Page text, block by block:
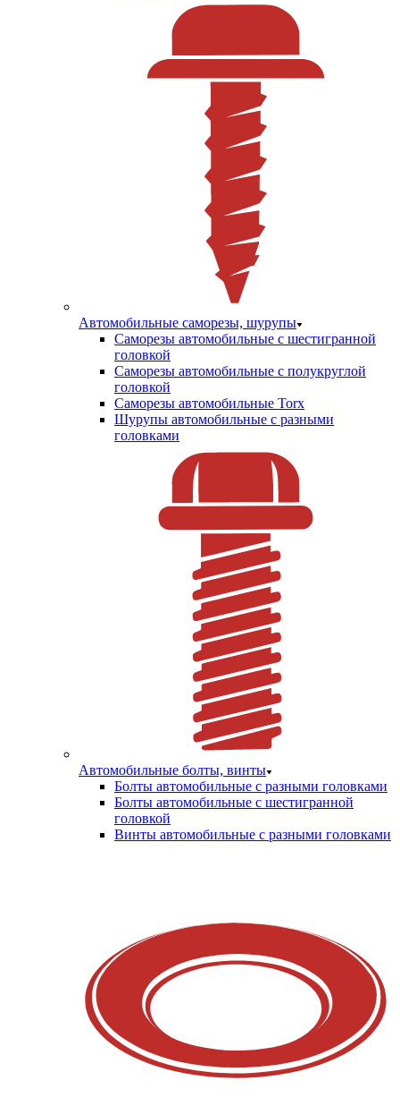
Автомобильные саморезы, шурупы
Саморезы автомобильные с шестигранной
головкой
Саморезы автомобильные с полукруглой
головкой
Саморезы автомобильные Torx
Шурупы автомобильные с разными
головками
Автомобильные болты, винты
Болты автомобильные с разными головками
Болты автомобильные с шестигранной
головкой
Винты автомобильные с разными головками